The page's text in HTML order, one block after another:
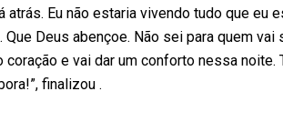
Eu não estaria vivendo tudo que eu
Deus abençoe. Não sei para quem
coração e vai dar um conforto nessa noite.
finalizou .